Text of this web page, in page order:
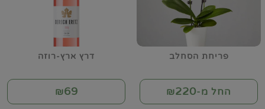
פריחת הסחלב
החל מ-₪220
דרץ ארץ-רוזה
₪69